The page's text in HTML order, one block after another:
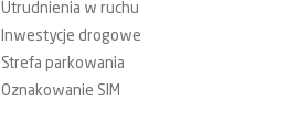
Utrudnienia w ruchu
Inwestycje drogowe
Strefa parkowania
Oznakowanie SIM